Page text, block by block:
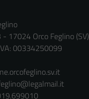
- 17024 Orco Feglino (SV)
00334250099